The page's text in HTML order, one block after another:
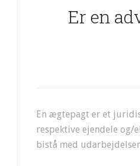
Er en
En ægtepagt er et
respektive ejendele og/
bistå med